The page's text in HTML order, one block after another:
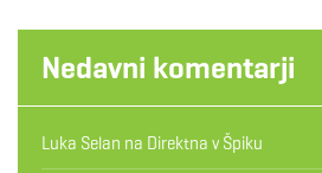
Nedavni komentarji
Luka Selan na Direktna v Špiku